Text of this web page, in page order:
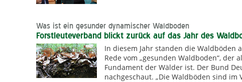
Was ist ein gesunder dynamischer Waldboden
Forstleuteverband blickt zurück auf das Jahr des
In diesem Jahr standen die Waldböden
Rede vom „gesunden Waldboden“,
Fundament der Wälder ist. Der Bund
nachgeschaut. „Die Waldböden sind